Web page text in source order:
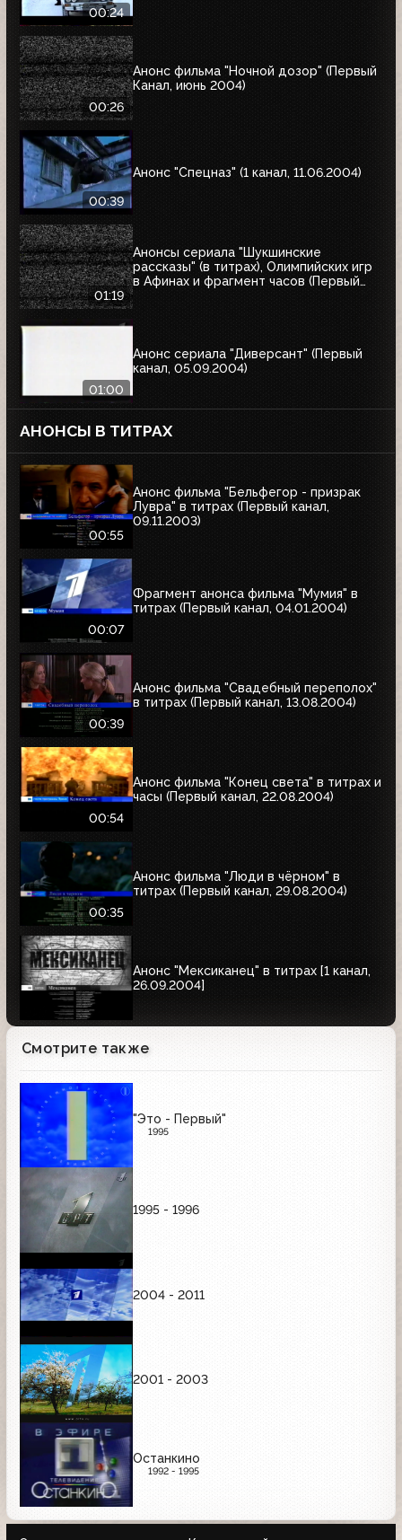
00:24
00:26
Анонс фильма "Ночной дозор" (Первый
Канал, июнь 2004)
00:39
Анонс "Спецназ" (1 канал, 11.06.2004)
01:19
Анонсы сериала "Шукшинские
рассказы" (в титрах), Олимпийских игр
в Афинах и фрагмент часов (Первый
01:00
Анонс сериала "Диверсант" (Первый
канал, 05.09.2004)
АНОНСЫ В ТИТРАХ
00:55
Анонс фильма "Бельфегор - призрак
Лувра" в титрах (Первый канал,
09.11.2003)
00:07
Фрагмент анонса фильма "Мумия" в
титрах (Первый канал, 04.01.2004)
00:39
Анонс фильма "Свадебный переполох"
в титрах (Первый канал, 13.08.2004)
00:54
Анонс фильма "Конец света" в титрах и
часы (Первый канал, 22.08.2004)
00:35
Анонс фильма "Люди в чёрном" в
титрах (Первый канал, 29.08.2004)
Анонс "Мексиканец" в титрах [1 канал,
26.09.2004]
Смотрите также
"Это - Первый"
1995
1995 - 1996
2004 - 2011
2001 - 2003
Останкино
1992 - 1995